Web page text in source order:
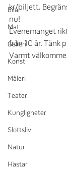
Bilar
Mat
Galleri
Konst
Måleri
Teater
Kungligheter
Slottsliv
Natur
Hästar
kr/biljett.
nu!
Evenemanget
från 10 år. Tänk
Varmt